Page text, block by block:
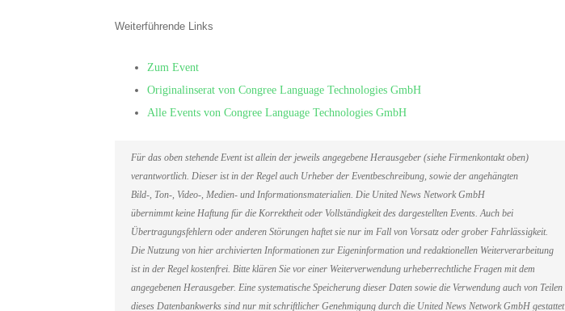
Weiterführende Links
Zum Event
Originalinserat von Congree Language Technologies GmbH
Alle Events von Congree Language Technologies GmbH
Für das oben stehende Event ist allein der jeweils angegebene Herausgeber (siehe Firmenkontakt oben)
verantwortlich. Dieser ist in der Regel auch Urheber der Eventbeschreibung, sowie der angehängten
Bild-, Ton-, Video-, Medien- und Informationsmaterialien. Die United News Network GmbH
übernimmt keine Haftung für die Korrektheit oder Vollständigkeit des dargestellten Events. Auch bei
Übertragungsfehlern oder anderen Störungen haftet sie nur im Fall von Vorsatz oder grober Fahrlässigkeit.
Die Nutzung von hier archivierten Informationen zur Eigeninformation und redaktionellen Weiterverarbeitung
ist in der Regel kostenfrei. Bitte klären Sie vor einer Weiterverwendung urheberrechtliche Fragen mit dem
angegebenen Herausgeber. Eine systematische Speicherung dieser Daten sowie die Verwendung auch von Teilen
dieses Datenbankwerks sind nur mit schriftlicher Genehmigung durch die United News Network GmbH gestattet